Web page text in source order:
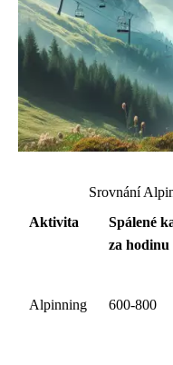
Srovnání
Aktivita
Spálené
za hodinu
Alpinning 600-800